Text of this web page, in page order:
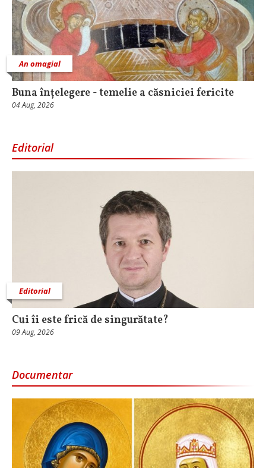
An omagial
Buna înțelegere - temelie a căsniciei fericite
04 Aug, 2026
Editorial
Editorial
Cui îi este frică de singurătate?
09 Aug, 2026
Documentar